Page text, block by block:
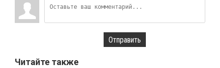
Отправить
Читайте также